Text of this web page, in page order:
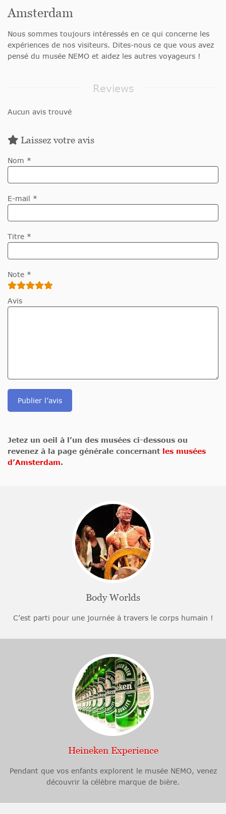
Amsterdam
Nous sommes toujours intéressés en ce qui concerne les
expériences de nos visiteurs. Dites-nous ce que vous avez
pensé du musée NEMO et aidez les autres voyageurs !
Reviews
Aucun avis trouvé
Laissez votre avis
Nom *
E-mail *
Titre *
Note *
Avis
Publier l’avis
Jetez un oeil à l’un des musées ci-dessous ou
revenez à la page générale concernant les musées
d’Amsterdam.
Body Worlds
C’est parti pour une journée à travers le corps humain !
Heineken Experience
Pendant que vos enfants explorent le musée NEMO, venez
découvrir la célèbre marque de bière.